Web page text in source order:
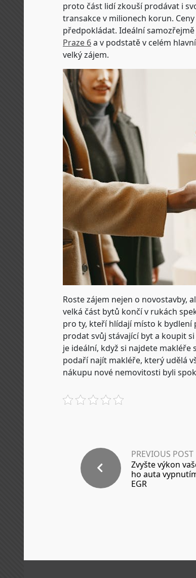
proto část lidí zkouší prodávat i
transakce v milionech korun.
předpokládat. Ideální
Praze 6a v podstatě v celém
velký zájem.
Roste zájem nejen o novostavby,
velká část bytů končí v rukách
pro ty, kteří hlídají místo k bydlení
prodat svůj stávající byt a koupit
je ideální, když si najdete
podaří najít makléře, který udělá
nákupu nové nemovitosti byli
PREVIOUS POST
Zvyšte výkon
ho auta
EGR